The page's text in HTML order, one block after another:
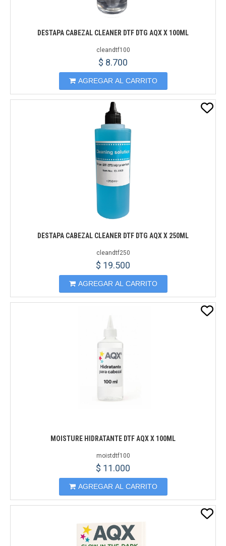
DESTAPA CABEZAL CLEANER DTF DTG AQX X 100ML
cleandtf100
$ 8.700
AGREGAR AL CARRITO
DESTAPA CABEZAL CLEANER DTF DTG AQX X 250ML
cleandtf250
$ 19.500
AGREGAR AL CARRITO
MOISTURE HIDRATANTE DTF AQX X 100ML
moistdtf100
$ 11.000
AGREGAR AL CARRITO